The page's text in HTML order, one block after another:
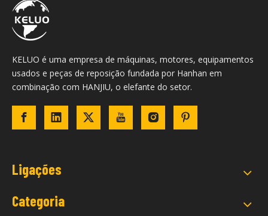
KELUO é uma empresa de máquinas, motores, equipamentos
usados ​​e peças de reposição fundada por Hanhan em
combinação com HANJIU, o elefante do setor.
Ligações
Categoria